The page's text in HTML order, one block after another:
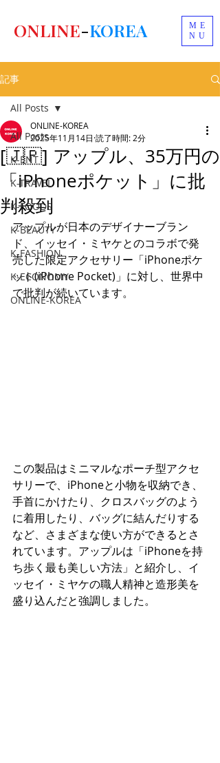
ME
NU
ONLINE-KOREA
記事
All Posts
K-ENT
K-TRAVEL
K-FOODS
K-BEAUTY
K-FASHION
K-ECONOMY
ONLINE-KOREA
All Posts
[🇯🇵] アップル、35万円の
「iPhoneポケット」に批
判殺到
ONLINE-KOREA
2025年11月14日 読了時間: 2分
アップルが日本のデザイナーブラン
ド、イッセイ・ミヤケとのコラボで発
売した限定アクセサリー「iPhoneポケ
ット(iPhone Pocket)」に対し、世界中
で批判が続いています。
この製品はミニマルなポーチ型アクセ
サリーで、iPhoneと小物を収納でき、
手首にかけたり、クロスバッグのよう
に着用したり、バッグに結んだりする
など、さまざまな使い方ができるとさ
れています。アップルは「iPhoneを持
ち歩く最も美しい方法」と紹介し、イ
ッセイ・ミヤケの職人精神と造形美を
盛り込んだと強調しました。